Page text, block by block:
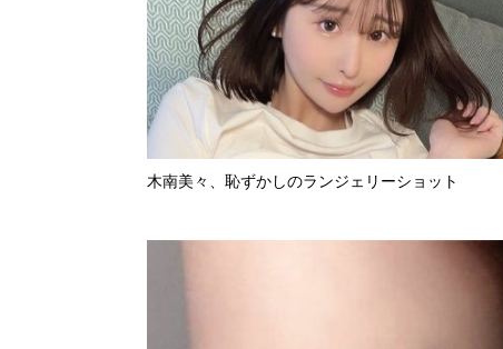
木南美々、恥ずかしのランジェリーショット